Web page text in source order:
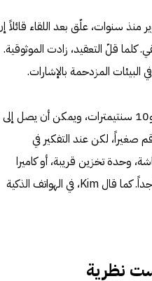
منذ سنوات، علّق بعد اللقاء قائلاً
قلّ التعقيد، زادت الموثوقية.
المدى الطبيعي للتقنية يتراوح بين 5 و10 سنتيمترات، ويمكن أن يصل إلى
صغيراً، لكن عند التفكير في
وحدة تخزين قريبة، أو كاميرا
تركّب مغناطيسياً، يصبح الأمر منطقياً جداً. كما قال Kim، في الهواتف الذكية
نظرية